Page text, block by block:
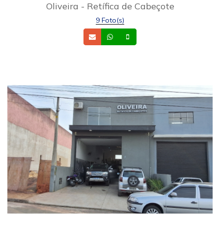
Oliveira - Retífica de Cabeçote
9 Foto(s)
Email Whatsapp